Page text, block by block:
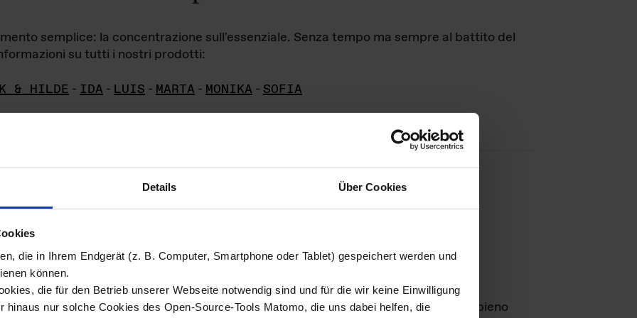
Details Über Cookies
die in Ihrem Endgerät (z. B. Computer, Smartphone oder Tablet) gespeichert werden und
können.
die für den Betrieb unserer Webseite notwendig sind und für die wir keine Einwilligung
hinaus nur solche Cookies des Open-Source-Tools Matomo, die uns dabei helfen, die
semplice: la concentrazione sull'essenziale. Senza tempo ma sempre al battito del
su tutti i nostri prodotti:
& HILDE - IDA - LUIS - MARTA - MONIKA - SOFIA
di immagini
materiale fotografico sono detenuti daDas ganze LebenGmbH e rimangono in pieno